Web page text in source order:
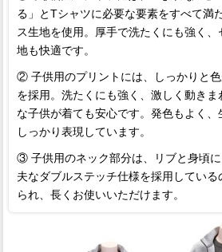
る」とTシャツに必要な要素をすべて満
ス生地を使用。厚手で洗たくにも強く
地も快適です。
② 子供用のプリントには、しっかりと
を採用。洗たくにも強く、激しく動き
な子供が着ても安心です。発色もよく
しっかり表現しています。
③ 子供用のネック部分は、リブと身頃
夫なダブルステッチ仕様を採用している
られ、長くお使いいただけます。